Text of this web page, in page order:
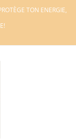
TON ENERGIE,